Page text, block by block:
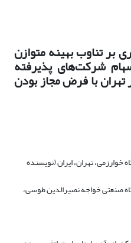
بر تناوب بهینه متوازن
شرکت‌های پذیرفته
با فرض مجاز بودن
تهران، ایران (نویسنده
صنعتی خواجه نصیرالدین طوسی،